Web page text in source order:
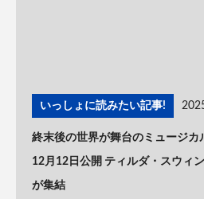
いっしょに読みたい記事!
終末後の世界が舞台のミュージカ
12月12日公開 ティルダ・スウィ
が集結